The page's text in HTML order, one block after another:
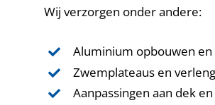
Wij verzorgen onder andere:
Aluminium opbouwen
Zwemplateaus en
Aanpassingen aan dek